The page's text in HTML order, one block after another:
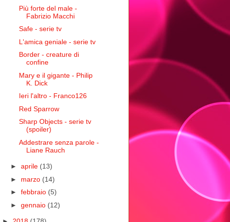
Più forte del male -
Fabrizio Macchi
Safe - serie tv
L'amica geniale - serie tv
Border - creature di
confine
Mary e il gigante - Philip
K. Dick
Ieri l'altro - Franco126
Red Sparrow
Sharp Objects - serie tv
(spoiler)
Addestrare senza parole -
Liane Rauch
► aprile (13)
► marzo (14)
► febbraio (5)
► gennaio (12)